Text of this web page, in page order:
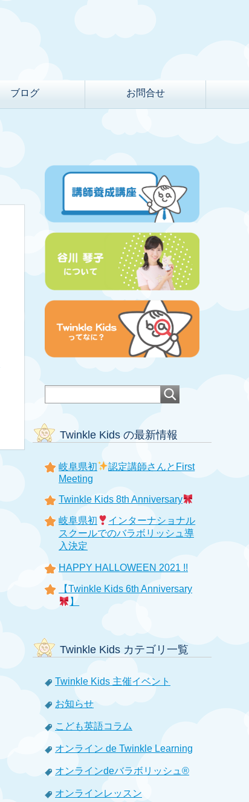
ブログ お問合せ
Twinkle Kids の最新情報
岐阜県初
認定講師さんとFirst
Meeting
Twinkle Kids 8th Anniversary
岐阜県初
インターナショナル
スクールでのバラボリッシュ導
入決定
HAPPY HALLOWEEN 2021 !!
【Twinkle Kids 6th Anniversary
】
Twinkle Kids カテゴリ一覧
Twinkle Kids 主催イベント
お知らせ
こども英語コラム
オンライン de Twinkle Learning
オンラインdeバラボリッシュ®
オンラインレッスン